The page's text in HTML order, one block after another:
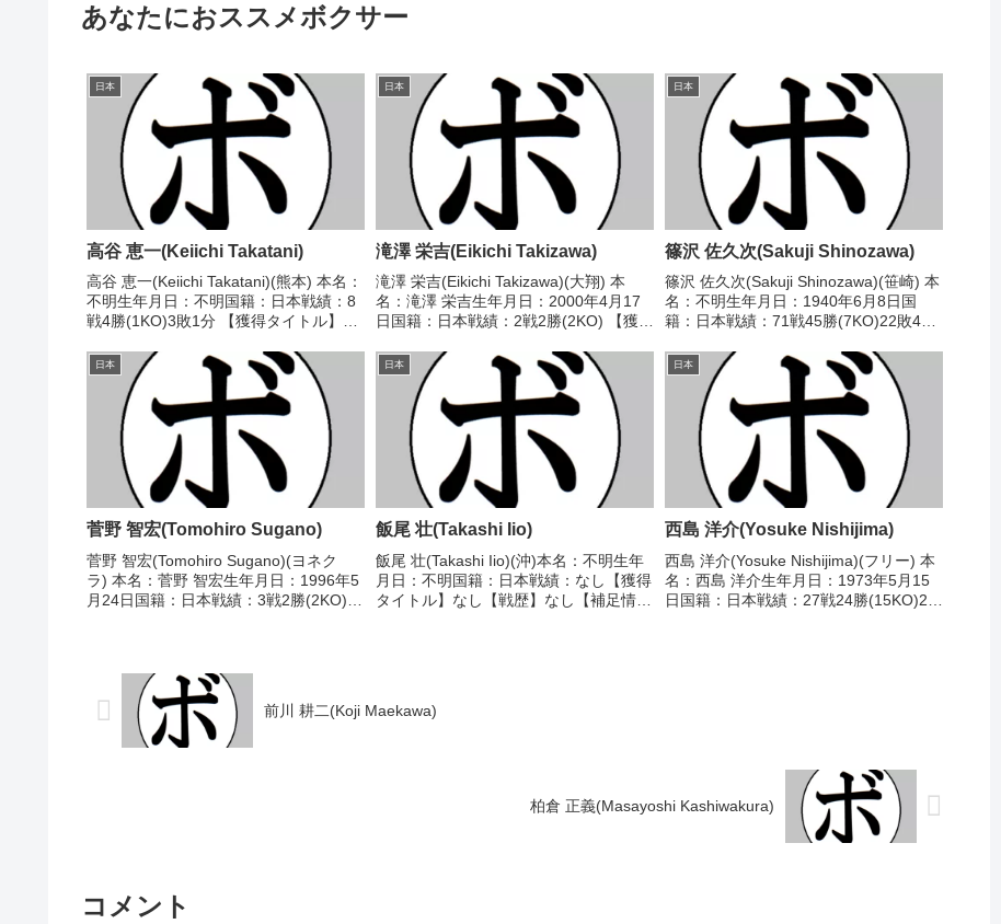
あなたにおススメボクサー
日本
高谷 恵一(Keiichi Takatani)
高谷 恵一(Keiichi Takatani)(熊本) 本名：
不明生年月日：不明国籍：日本戦績：8
戦4勝(1KO)3敗1分 【獲得タイトル】
歴】■1982年度西部日本フライ級新人王
予選1982/09/...
日本
滝澤 栄吉(Eikichi Takizawa)
滝澤 栄吉(Eikichi Takizawa)(大翔) 本
名：滝澤 栄吉生年月日：2000年4月17
日国籍：日本戦績：2戦2勝(2KO) 【獲得
○2RTKO 林 大雅(本多)2025/11/28...
日本
篠沢 佐久次(Sakuji Shinozawa)
篠沢 佐久次(Sakuji Shinozawa)(笹崎) 本
名：不明生年月日：1940年6月8日国
籍：日本戦績：71戦45勝(7KO)22敗4
イト級新人王第20代日本ウェルター級王
座 【戦歴】1957...
日本
菅野 智宏(Tomohiro Sugano)
菅野 智宏(Tomohiro Sugano)(ヨネク
ラ) 本名：菅野 智宏生年月日：1996年5
月24日国籍：日本戦績：3戦2勝(2KO)1
日本
飯尾 壮(Takashi Iio)
飯尾 壮(Takashi Iio)(沖)本名：不明生年
月日：不明国籍：日本戦績：なし【獲得
タイトル】なし【戦歴】なし【補足情
日本
西島 洋介(Yosuke Nishijima)
西島 洋介(Yosuke Nishijima)(フリー) 本
名：西島 洋介生年月日：1973年5月15
日国籍：日本戦績：27戦24勝(15KO)2敗
前川 耕二(Koji Maekawa)
柏倉 正義(Masayoshi Kashiwakura)
コメント